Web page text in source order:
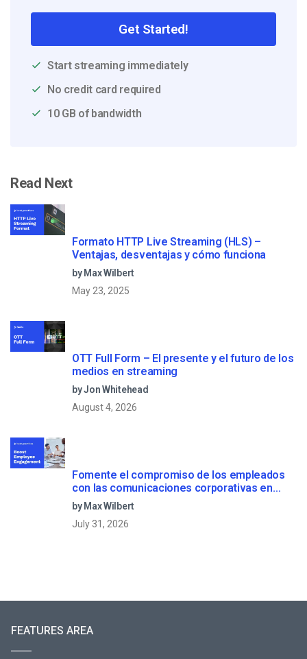
Get Started!
Start streaming immediately
No credit card required
10 GB of bandwidth
Read Next
Formato HTTP Live Streaming (HLS) –
Ventajas, desventajas y cómo funciona
by Max Wilbert
May 23, 2025
OTT Full Form – El presente y el futuro de los
medios en streaming
by Jon Whitehead
August 4, 2026
Fomente el compromiso de los empleados
con las comunicaciones corporativas en
directo
by Max Wilbert
July 31, 2026
FEATURES AREA